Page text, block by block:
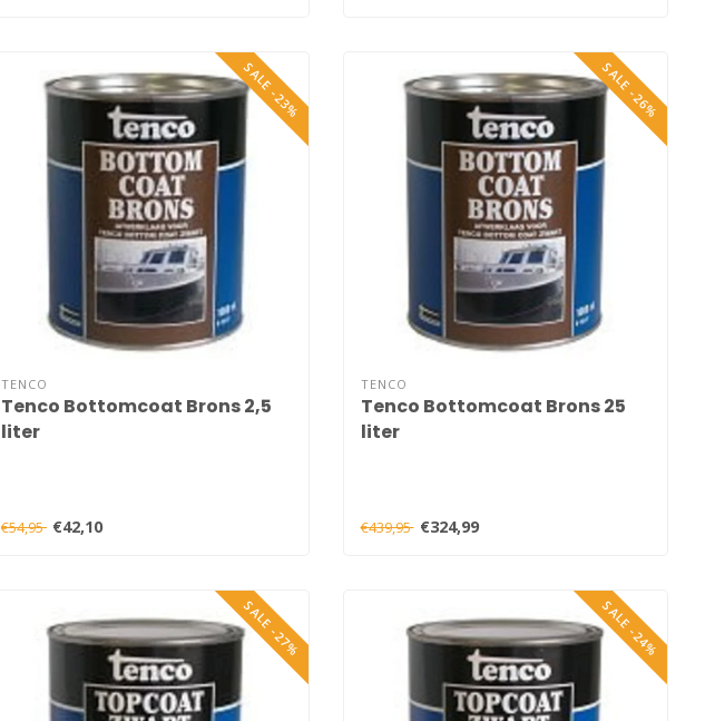
SALE -23%
TENCO
Tenco Bottomcoat Brons 2,5
liter
€54,95 €42,10
SALE -26%
TENCO
Tenco Bottomcoat Brons 25
liter
€439,95 €324,99
SALE -27% SALE -24%